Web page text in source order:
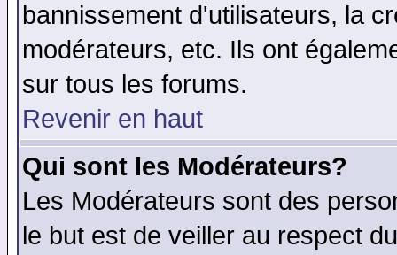
bannissement d'utilisateurs, la
modérateurs, etc. Ils ont
sur tous les forums.
Revenir en haut
Qui sont les Modérateurs?
Les Modérateurs sont des
le but est de veiller au respect